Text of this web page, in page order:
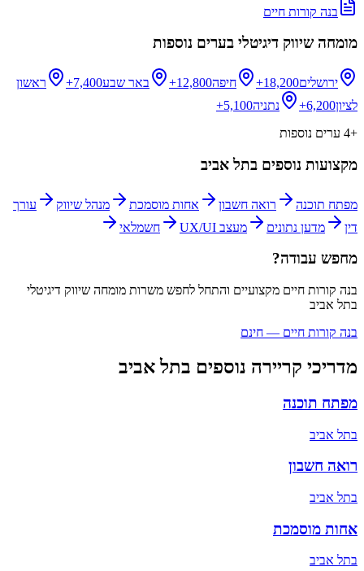
בנה קורות חיים
מומחה שיווק דיגיטלי בערים נוספות
ירושלים18,200+ חיפה12,800+ באר שבע7,400+
ראשון
לציון6,200+ נתניה5,100+
+
4 ערים נוספות
מקצועות נוספים בתל אביב
מפתח תוכנה רואה חשבון אחות מוסמכת מנהל שיווק
עורך
דין
מדען נתונים מעצב UX/UI חשמלאי
מחפש עבודה?
בנה קורות חיים מקצועיים והתחל לחפש משרות מומחה שיווק דיגיטלי
בתל אביב
בנה קורות חיים — חינם
מדריכי קריירה נוספים בתל אביב
מפתח תוכנה
בתל אביב
רואה חשבון
בתל אביב
אחות מוסמכת
בתל אביב